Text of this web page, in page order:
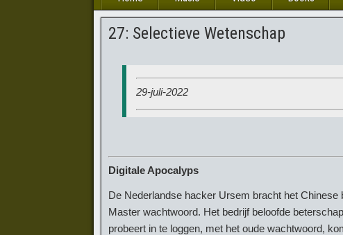
27: Selectieve Wetenschap
29-juli-2022
Digitale Apocalyps
De Nederlandse hacker Ursem bracht het
Master wachtwoord. Het bedrijf beloofde
probeert in te loggen, met het oude wachtwoord,